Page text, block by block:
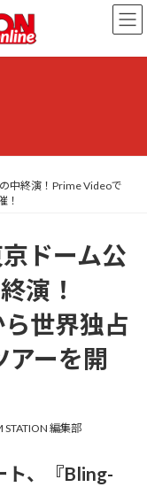
中終演！Prime Videoで
！
ドーム公
演！
世界独占
ーを開
STATION 編集部
ト、『Bling-